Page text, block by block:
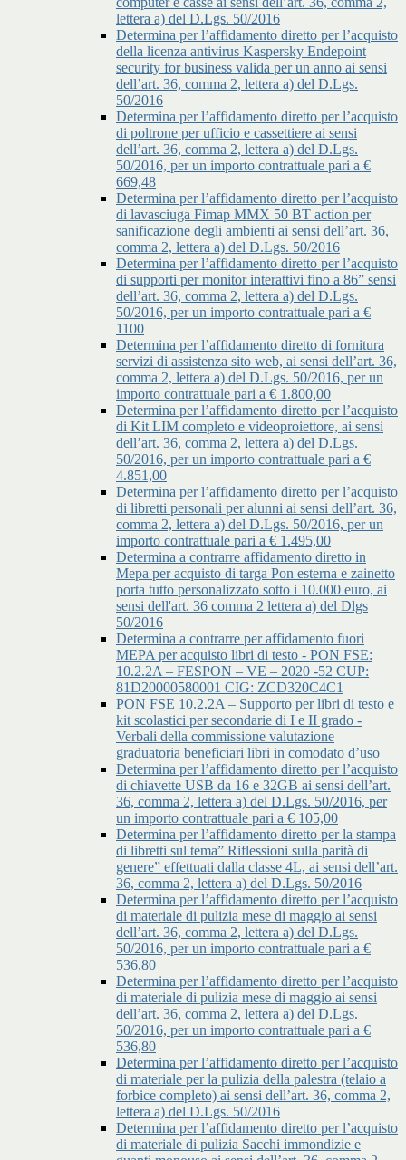
lettera a) del D.Lgs. 50/2016
Determina per l’affidamento diretto per l’acquisto
della licenza antivirus Kaspersky Endepoint
security for business valida per un anno ai sensi
dell’art. 36, comma 2, lettera a) del D.Lgs.
50/2016
Determina per l’affidamento diretto per l’acquisto
di poltrone per ufficio e cassettiere ai sensi
dell’art. 36, comma 2, lettera a) del D.Lgs.
50/2016, per un importo contrattuale pari a €
669,48
Determina per l’affidamento diretto per l’acquisto
di lavasciuga Fimap MMX 50 BT action per
sanificazione degli ambienti ai sensi dell’art. 36,
comma 2, lettera a) del D.Lgs. 50/2016
Determina per l’affidamento diretto per l’acquisto
di supporti per monitor interattivi fino a 86” sensi
dell’art. 36, comma 2, lettera a) del D.Lgs.
50/2016, per un importo contrattuale pari a €
1100
Determina per l’affidamento diretto di fornitura
servizi di assistenza sito web, ai sensi dell’art. 36,
comma 2, lettera a) del D.Lgs. 50/2016, per un
importo contrattuale pari a € 1.800,00
Determina per l’affidamento diretto per l’acquisto
di Kit LIM completo e videoproiettore, ai sensi
dell’art. 36, comma 2, lettera a) del D.Lgs.
50/2016, per un importo contrattuale pari a €
4.851,00
Determina per l’affidamento diretto per l’acquisto
di libretti personali per alunni ai sensi dell’art. 36,
comma 2, lettera a) del D.Lgs. 50/2016, per un
importo contrattuale pari a € 1.495,00
Determina a contrarre affidamento diretto in
Mepa per acquisto di targa Pon esterna e zainetto
porta tutto personalizzato sotto i 10.000 euro, ai
sensi dell'art. 36 comma 2 lettera a) del Dlgs
50/2016
Determina a contrarre per affidamento fuori
MEPA per acquisto libri di testo - PON FSE:
10.2.2A – FESPON – VE – 2020 -52 CUP:
81D20000580001 CIG: ZCD320C4C1
PON FSE 10.2.2A – Supporto per libri di testo e
kit scolastici per secondarie di I e II grado -
Verbali della commissione valutazione
graduatoria beneficiari libri in comodato d’uso
Determina per l’affidamento diretto per l’acquisto
di chiavette USB da 16 e 32GB ai sensi dell’art.
36, comma 2, lettera a) del D.Lgs. 50/2016, per
un importo contrattuale pari a € 105,00
Determina per l’affidamento diretto per la stampa
di libretti sul tema” Riflessioni sulla parità di
genere” effettuati dalla classe 4L, ai sensi dell’art.
36, comma 2, lettera a) del D.Lgs. 50/2016
Determina per l’affidamento diretto per l’acquisto
di materiale di pulizia mese di maggio ai sensi
dell’art. 36, comma 2, lettera a) del D.Lgs.
50/2016, per un importo contrattuale pari a €
536,80
Determina per l’affidamento diretto per l’acquisto
di materiale di pulizia mese di maggio ai sensi
dell’art. 36, comma 2, lettera a) del D.Lgs.
50/2016, per un importo contrattuale pari a €
536,80
Determina per l’affidamento diretto per l’acquisto
di materiale per la pulizia della palestra (telaio a
forbice completo) ai sensi dell’art. 36, comma 2,
lettera a) del D.Lgs. 50/2016
Determina per l’affidamento diretto per l’acquisto
di materiale di pulizia Sacchi immondizie e